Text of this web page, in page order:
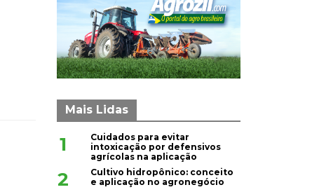
Mais Lidas
1
Cuidados para evitar
intoxicação por defensivos
agrícolas na aplicação
2
Cultivo hidropônico: conceito
e aplicação no agronegócio